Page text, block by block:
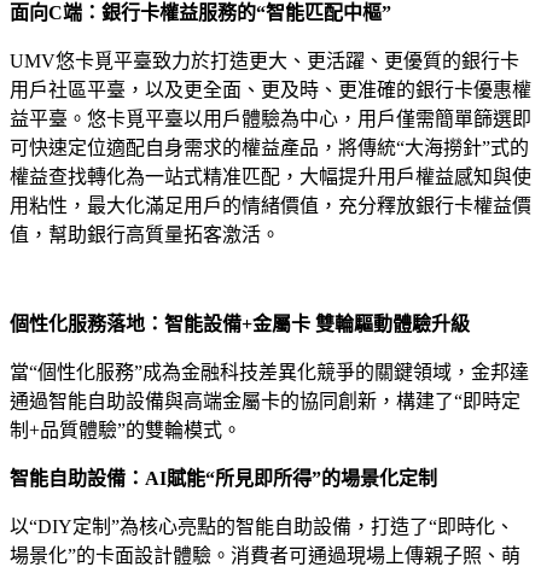
面向C端：銀行卡權益服務的“智能匹配中樞”​
UMV悠卡覓平臺致力於打造更大、更活躍、更優質的銀行卡
用戶社區平臺，以及更全面、更及時、更准確的銀行卡優惠權
益平臺。悠卡覓平臺以用戶體驗為中心，用戶僅需簡單篩選即
可快速定位適配自身需求的權益產品，將傳統“大海撈針”式的
權益查找轉化為一站式精准匹配，大幅提升用戶權益感知與使
用粘性，最大化滿足用戶的情緒價值，充分釋放銀行卡權益價
值，幫助銀行高質量拓客激活。
個性化服務落地：智能設備+金屬卡 雙輪驅動體驗升級
當“個性化服務”成為金融科技差異化競爭的關鍵領域，金邦達
通過智能自助設備與高端金屬卡的協同創新，構建了“即時定
制+品質體驗”的雙輪模式。
智能自助設備：AI賦能“所見即所得”的場景化定制
以“DIY定制”為核心亮點的智能自助設備，打造了“即時化、
場景化”的卡面設計體驗。消費者可通過現場上傳親子照、萌